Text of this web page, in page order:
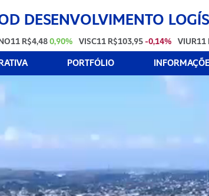
DESENVOLVIMENTO
R$4,48 0,90% VISC11 R$103,95 -0,14% VIUR11
PORTFÓLIO